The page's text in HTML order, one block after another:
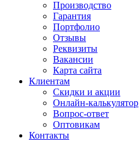
Производство
Гарантия
Портфолио
Отзывы
Реквизиты
Вакансии
Карта сайта
Клиентам
Скидки и акции
Онлайн-калькулятор
Вопрос-ответ
Оптовикам
Контакты